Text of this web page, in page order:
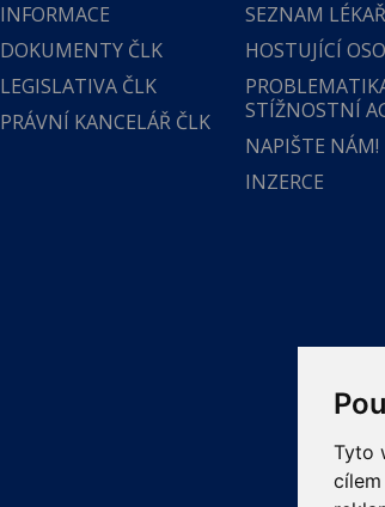
Tyto
INFORMACE
DOKUMENTY ČLK
LEGISLATIVA ČLK
PRÁVNÍ KANCELÁŘ ČLK
SEZNAM
HOSTUJÍCÍ
STÍŽNOSTNÍ
NAPIŠTE NÁM!
INZERCE